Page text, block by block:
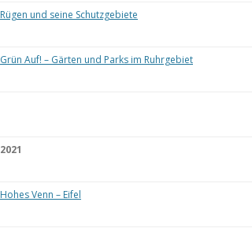
Rügen und seine Schutzgebiete
Grün Auf! – Gärten und Parks im Ruhrgebiet
2021
Hohes Venn – Eifel